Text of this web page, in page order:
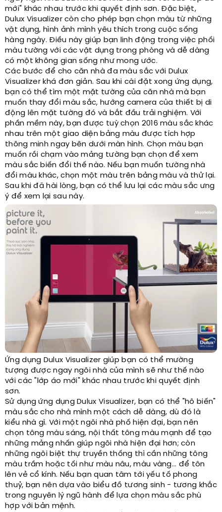
mới" khác nhau trước khi quyết định sơn. Đặc biệt,
Dulux Visualizer còn cho phép bạn chọn màu từ những
vật dụng, hình ảnh mình yêu thích trong cuộc sống
hàng ngày. Điều này giúp bạn linh động trong việc phối
màu tường với các vật dụng trong phòng và dễ dàng
có một không gian sống như mong ước.
Các bước để cho căn nhà đa màu sắc với Dulux
Visualizer khá đơn giản. Sau khi cài đặt xong ứng dụng,
bạn có thể tìm một mặt tường của căn nhà mà bạn
muốn thay đổi màu sắc, hướng camera của thiết bị di
động lên mặt tường đó và bắt đầu trải nghiệm. Với
phần mềm này, bạn được tuỳ chọn 2016 màu sắc khác
nhau trên một giao diện bảng màu được tích hợp
thông minh ngay bên dưới màn hình. Chọn màu bạn
muốn rồi chạm vào mảng tường bạn chọn để xem
màu sắc biến đổi thế nào. Nếu bạn muốn tường nhà
đổi màu khác, chọn một màu trên bảng màu và thử lại.
Sau khi đã hài lòng, bạn có thể lưu lại các màu sắc ưng
ý để xem lại sau này.
Ứng dụng Dulux Visualizer giúp bạn có thể mường
tượng được ngay ngôi nhà của mình sẽ như thế nào
với các "lớp áo mới" khác nhau trước khi quyết định
sơn.
Sử dụng ứng dụng Dulux Visualizer, bạn có thể "hô biến"
màu sắc cho nhà mình một cách dễ dàng, dù đó là
kiểu nhà gì. Với một ngôi nhà phố hiện đại, bạn nên
chọn tông màu sáng, nội thất tông màu mạnh để tạo
những mảng nhấn giúp ngôi nhà hiện đại hơn; còn
những ngôi biệt thự truyền thống thì cần những tông
màu trầm hoặc tối như màu nâu, màu vàng... để tôn
lên vẻ cổ kính. Nếu bạn quan tâm tới yếu tố phong
thuỷ, bạn nên dựa vào biểu đồ tương sinh - tương khắc
trong nguyên lý ngũ hành để lựa chọn màu sắc phù
hợp với bản mệnh.